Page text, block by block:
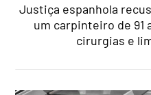
Justiça espanhola
um carpinteiro de 91
cirurgias e